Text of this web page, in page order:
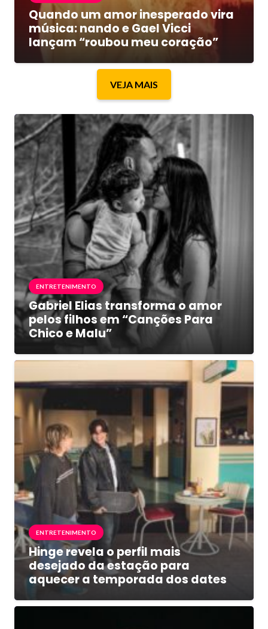
Quando um amor inesperado vira
música: nando e Gael Vicci
lançam “roubou meu coração”
VEJA MAIS
ENTRETENIMENTO
Gabriel Elias transforma o amor
pelos filhos em “Canções Para
Chico e Malu”
ENTRETENIMENTO
Hinge revela o perfil mais
desejado da estação para
aquecer a temporada dos dates